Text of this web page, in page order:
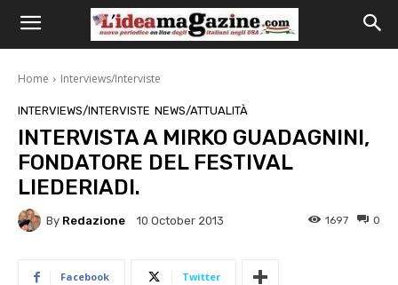
Home Interviews/Interviste
INTERVIEWS/INTERVISTE NEWS/ATTUALITÀ
INTERVISTA A MIRKO GUADAGNINI,
FONDATORE DEL FESTIVAL
LIEDERIADI.
By Redazione 10 October 2013 0
1697
Facebook Twitter